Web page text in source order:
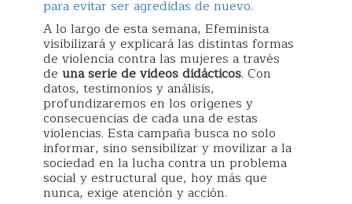
para evitar ser agredidas de nuevo.
A lo largo de esta semana, Efeminista
visibilizará y explicará las distintas formas
de violencia contra las mujeres a través
de una serie de videos didácticos. Con
datos, testimonios y análisis,
profundizaremos en los orígenes y
consecuencias de cada una de estas
violencias. Esta campaña busca no solo
informar, sino sensibilizar y movilizar a la
sociedad en la lucha contra un problema
social y estructural que, hoy más que
nunca, exige atención y acción.